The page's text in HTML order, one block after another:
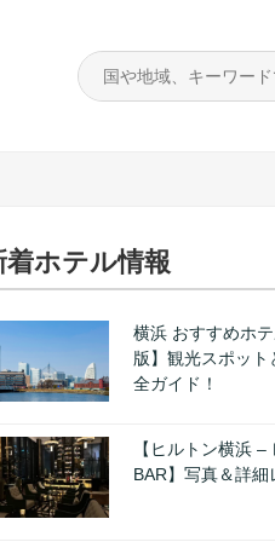
着ホテル情報
横浜 おすすめホ
版】観光スポッ
全ガイド！
【ヒルトン横浜 –
BAR】写真＆詳細